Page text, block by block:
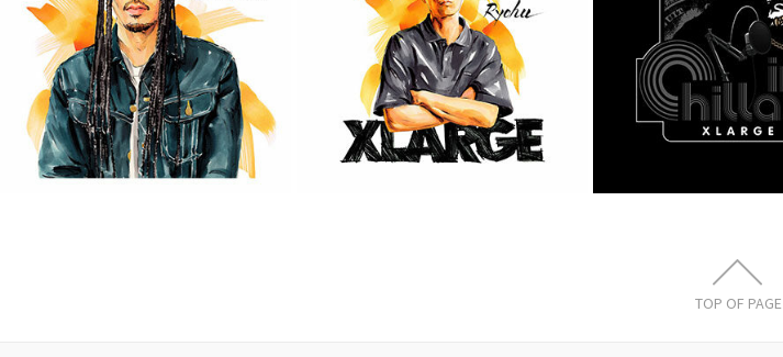
10月 10, 2023 9月 5, 2023 6月 23, 2023
TOP OF PAGE